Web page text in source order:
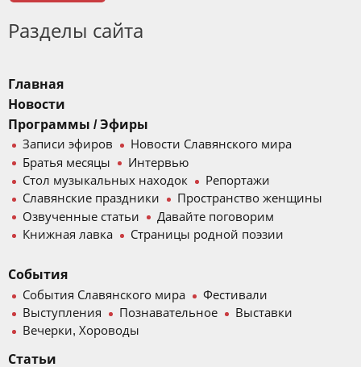
Разделы сайта
Главная
Новости
Программы / Эфиры
Записи эфиров
Новости Славянского мира
Братья месяцы
Интервью
Стол музыкальных находок
Репортажи
Славянские праздники
Пространство женщины
Озвученные статьи
Давайте поговорим
Книжная лавка
Страницы родной поэзии
События
События Славянского мира
Фестивали
Выступления
Познавательное
Выставки
Вечерки, Хороводы
Статьи